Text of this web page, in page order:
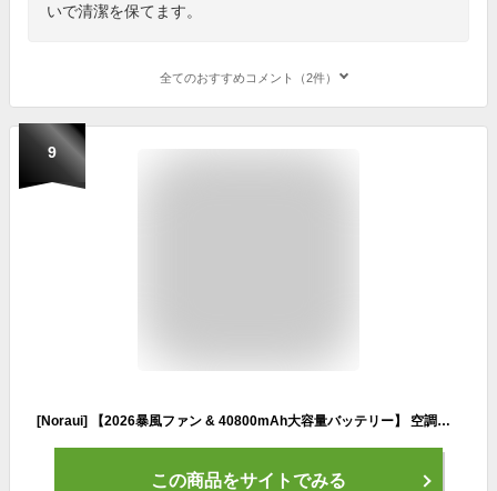
いで清潔を保てます。
全てのおすすめコメント（2件）
9
[Noraui] 【2026暴風ファン & 40800mAh大容量バッテリー】 空調作業服 バッテリーファンセット ファン付きベスト 作業用 ジャケット 空調ウェア 空調扇風服 冷却 3段階風量調節 7.4V出力対応 UVカット 撥水加工 男女兼用 (JP, アルファベット, L, ベージュ（ベスト）)
この商品をサイトでみる